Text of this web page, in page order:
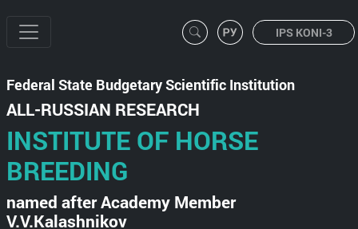
IPS KONI-3
Federal State Budgetary Scientific Institution
ALL-RUSSIAN RESEARCH
INSTITUTE OF HORSE
BREEDING
named after Academy Member
V.V.Kalashnikov